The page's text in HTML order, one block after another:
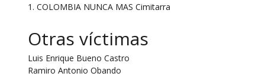
1. COLOMBIA NUNCA MAS Cimitarra
Otras víctimas
Luis Enrique Bueno Castro
Ramiro Antonio Obando